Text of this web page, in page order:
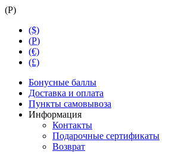
(Р)
($)
(Р)
(€)
(£)
Бонусные баллы
Доставка и оплата
Пункты самовывоза
Информация
Контакты
Подарочные сертификаты
Возврат